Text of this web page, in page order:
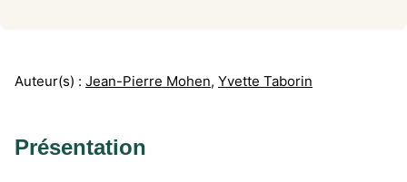
Auteur(s) : Jean-Pierre Mohen, Yvette Taborin
Présentation